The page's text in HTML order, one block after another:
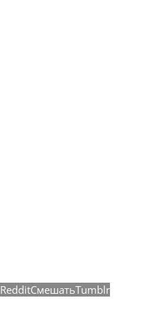
RedditСмешатьTumblr